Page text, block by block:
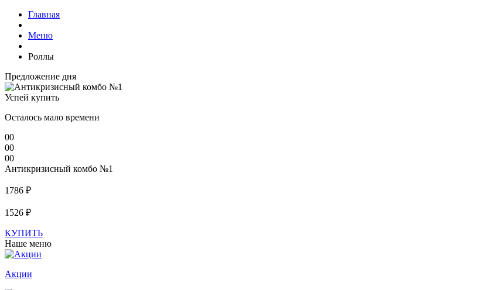
Главная
Меню
Роллы
Предложение дня
Успей купить
Осталось мало времени
00
00
00
Антикризисный комбо №1
1786 ₽
1526 ₽
КУПИТЬ
Наше меню
Акции